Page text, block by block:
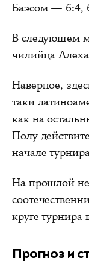
Баэсом — 6:4,
В следующем
чилийца
Наверное,
таки
как на
Полу
начале
На прошлой
круге
Прогноз и